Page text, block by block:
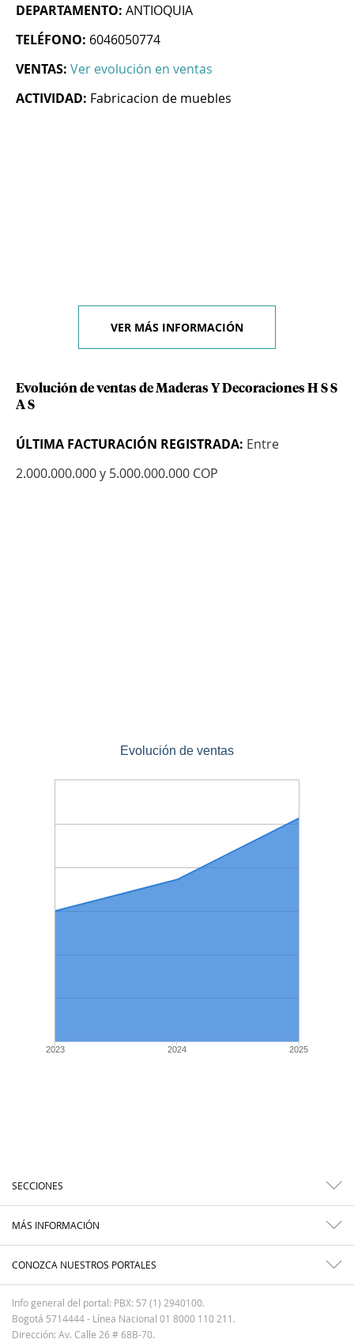
DEPARTAMENTO: ANTIOQUIA
TELÉFONO: 6046050774
VENTAS: Ver evolución en ventas
ACTIVIDAD: Fabricacion de muebles
VER MÁS INFORMACIÓN
Evolución de ventas de Maderas Y Decoraciones H S S
A S
ÚLTIMA FACTURACIÓN REGISTRADA: Entre
2.000.000.000 y 5.000.000.000 COP
Evolución de ventas
2023 2024 2025
SECCIONES
MÁS INFORMACIÓN
CONOZCA NUESTROS PORTALES
Info general del portal: PBX: 57 (1) 2940100.
Bogotá 5714444 - Línea Nacional 01 8000 110 211.
Dirección: Av. Calle 26 # 68B-70.